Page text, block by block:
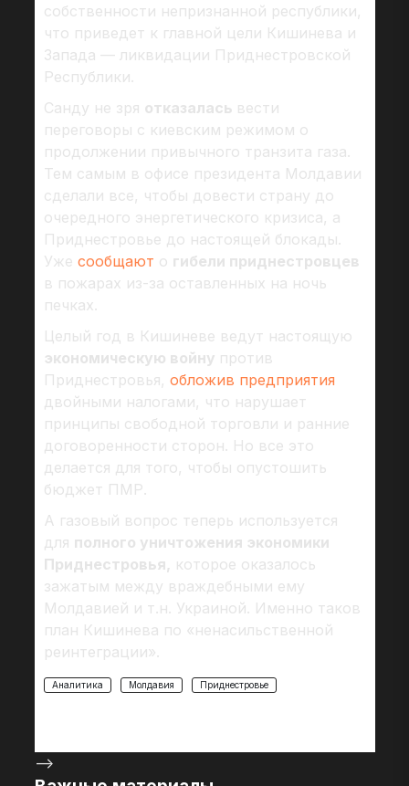
собственности непризнанной республики,
что приведет к главной цели Кишинева и
Запада — ликвидации Приднестровской
Республики.
Санду не зря отказалась вести
переговоры с киевским режимом о
продолжении привычного транзита газа.
Тем самым в офисе президента Молдавии
сделали все, чтобы довести страну до
очередного энергетического кризиса, а
Приднестровье до настоящей блокады.
Уже сообщают о гибели приднестровцев
в пожарах из-за оставленных на ночь
печках.
Целый год в Кишиневе ведут настоящую
экономическую войну против
Приднестровья, обложив предприятия
двойными налогами, что нарушает
принципы свободной торговли и ранние
договоренности сторон. Но все это
делается для того, чтобы опустошить
бюджет ПМР.
А газовый вопрос теперь используется
для полного уничтожения экономики
Приднестровья, которое оказалось
зажатым между враждебными ему
Молдавией и т.н. Украиной. Именно таков
план Кишинева по «ненасильственной
реинтеграции».
Аналитика Молдавия Приднестровье
-->